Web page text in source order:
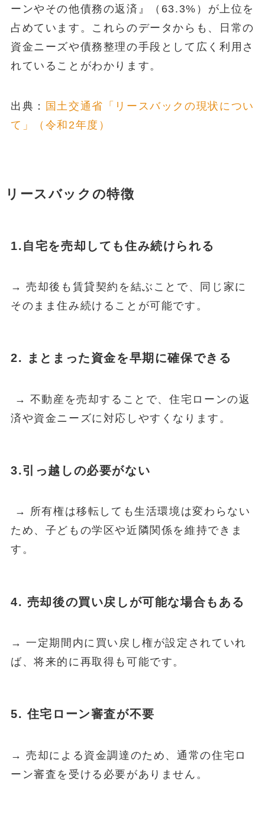
ーンやその他債務の返済』（63.3%）が上位を
占めています。これらのデータからも、日常の
資金ニーズや債務整理の手段として広く利用さ
れていることがわかります。
出典： 国土交通省「リースバックの現状につい
て」（令和2年度）
リースバックの特徴
1.自宅を売却しても住み続けられる
→ 売却後も賃貸契約を結ぶことで、同じ家に
そのまま住み続けることが可能です。
2. まとまった資金を早期に確保できる
→ 不動産を売却することで、住宅ローンの返
済や資金ニーズに対応しやすくなります。
3.引っ越しの必要がない
→ 所有権は移転しても生活環境は変わらない
ため、子どもの学区や近隣関係を維持できま
す。
4. 売却後の買い戻しが可能な場合もある
→ 一定期間内に買い戻し権が設定されていれ
ば、将来的に再取得も可能です。
5. 住宅ローン審査が不要
→ 売却による資金調達のため、通常の住宅ロ
ーン審査を受ける必要がありません。